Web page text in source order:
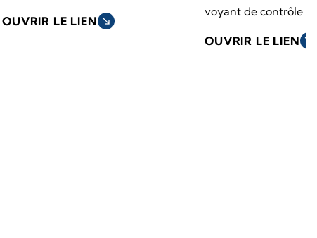
OUVRIR LE LIEN south_east
voyant de contrôle à
OUVRIR LE LIEN south_east